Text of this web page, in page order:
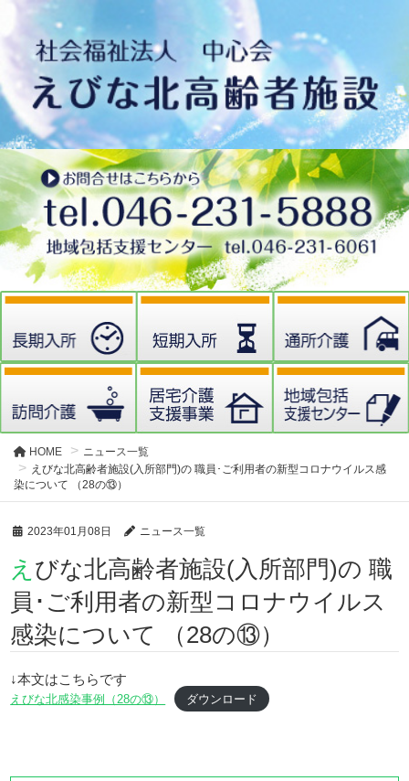
HOME
ニュース一覧
えびな北高齢者施設(入所部門)の 職員･ご利用者の新型コロナウイルス感
染について （28の⑬）
2023年01月08日 ニュース一覧
えびな北高齢者施設(入所部門)の 職
員･ご利用者の新型コロナウイルス
感染について （28の⑬）
↓本文はこちらです
えびな北感染事例（28の⑬） ダウンロード